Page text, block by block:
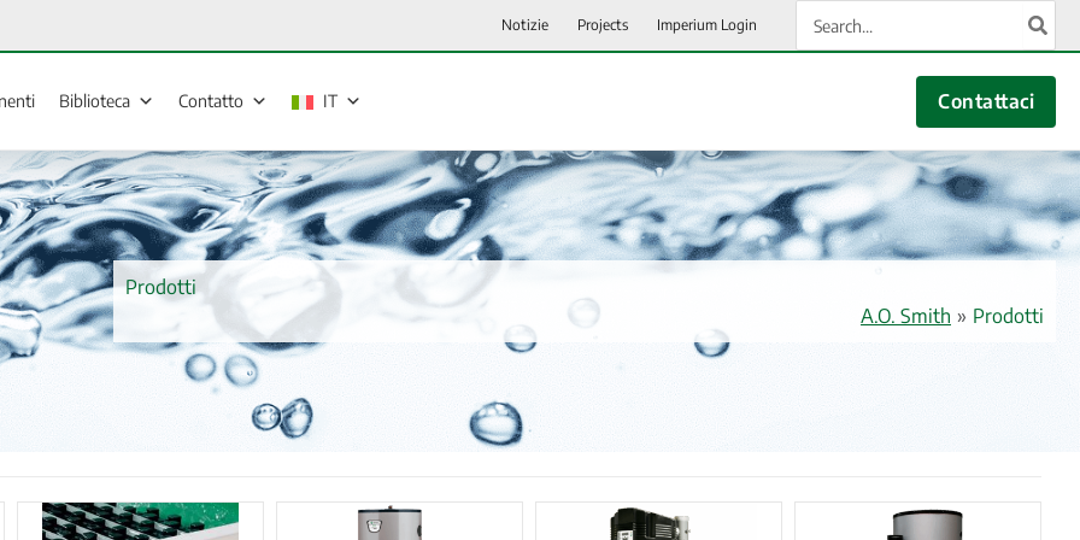
Notizie Projects Imperium Login
per:
Biblioteca Contatto IT Contattaci
Prodotti
A.O. Smith » Prodotti